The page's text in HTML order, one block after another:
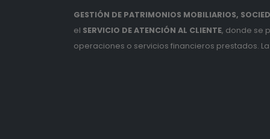
GESTIÓN DE PATRIMONIOS MOBILIARIOS,
el SERVICIO DE ATENCIÓN AL CLIENTE, donde se
operaciones o servicios financieros prestados.